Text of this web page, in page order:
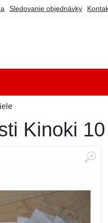
Sledovanie objednávky
Kinoki